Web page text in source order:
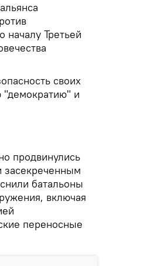
началу Третьей
своих
и
продвинулись
засекреченным
батальоны
включая
переносные